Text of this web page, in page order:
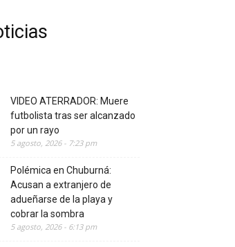
VIDEO ATERRADOR: Muere
futbolista tras ser alcanzado
por un rayo
5 agosto, 2026 - 7:23 pm
Polémica en Chuburná:
Acusan a extranjero de
adueñarse de la playa y
cobrar la sombra
5 agosto, 2026 - 6:13 pm